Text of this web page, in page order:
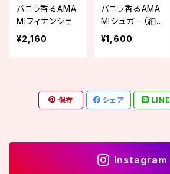
バニラ香るAMA
MIフィナンシェ
¥2,160
バニラ香るAMA
MIシュガー（細
挽き）
¥1,600
保存 シェア LINE
Instagram